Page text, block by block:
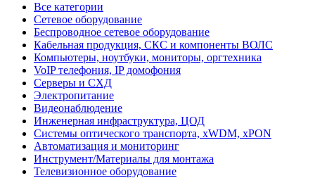
Все категории
Сетевое оборудование
Беспроводное сетевое оборудование
Кабельная продукция, СКС и компоненты ВОЛС
Компьютеры, ноутбуки, мониторы, оргтехника
VoIP телефония, IP домофония
Серверы и СХД
Электропитание
Видеонаблюдение
Инженерная инфраструктура, ЦОД
Системы оптического транспорта, xWDM, xPON
Автоматизация и мониторинг
Инструмент/Материалы для монтажа
Телевизионное оборудование